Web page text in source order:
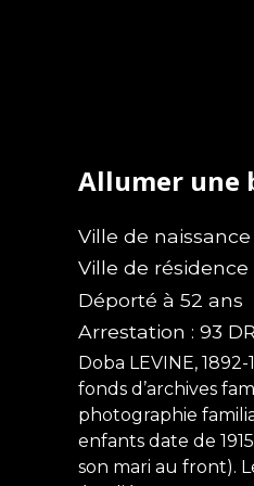
Allumer une
Ville de naissance
Ville de résidence :
Déporté à 52 ans
Arrestation : 93
Doba LEVINE,
fonds d’archives
photographie
enfants date de
son mari au front).